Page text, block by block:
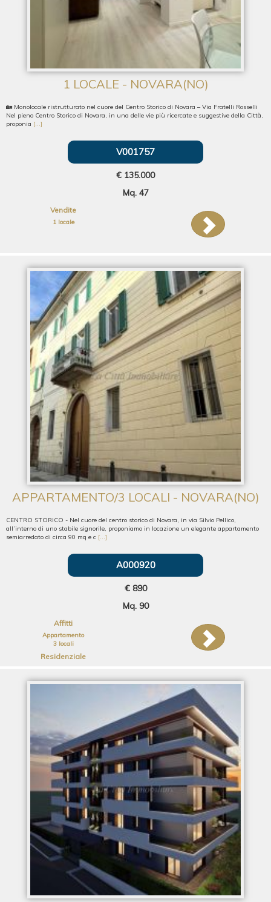
1 LOCALE - NOVARA(NO)
🏡 Monolocale ristrutturato nel cuore del Centro Storico di Novara – Via Fratelli Rosselli
Nel pieno Centro Storico di Novara, in una delle vie più ricercate e suggestive della Città,
proponia [...]
V001757
€ 135.000
Mq. 47
Vendite
1 locale
APPARTAMENTO/3 LOCALI - NOVARA(NO)
CENTRO STORICO - Nel cuore del centro storico di Novara, in via Silvio Pellico,
all’interno di uno stabile signorile, proponiamo in locazione un elegante appartamento
semiarredato di circa 90 mq e c [...]
A000920
€ 890
Mq. 90
Affitti
Appartamento
3 locali
Residenziale